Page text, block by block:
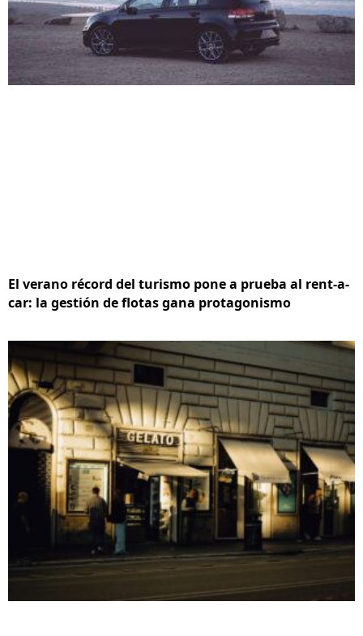
El verano récord del turismo pone a prueba al rent-a-
car: la gestión de flotas gana protagonismo